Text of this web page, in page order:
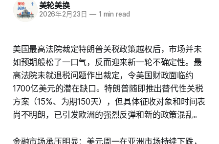
美轮美换
2026年2月23日 —1 min read
美国最高法院裁定特朗普关税政策越权后，市场并未
如预期般松了一口气，反而迎来新一轮不确定性。最
高法院未就退税问题作出裁定，令美国财政面临约
1700亿美元的潜在缺口。特朗普随即推出替代性关税
方案（15%、为期150天），但具体征收对象和时间表
尚不明朗，已引发欧洲的强烈反弹和新的政策混乱。
金融市场承压明显：美元周一在亚洲市场持续下跌，